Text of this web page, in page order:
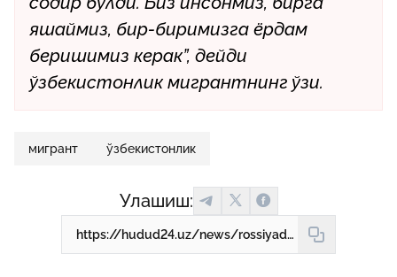
яшаймиз, бир-биримизга ёрдам
беришимиз керак”, дейди
ўзбекистонлик мигрантнинг ўзи.
мигрант ўзбекистонлик
Улашиш:
https://hudud24.uz/news/rossiyada-ozbekistonlik-migrant-odamlarni-yongindan-qutqarib-qoldi